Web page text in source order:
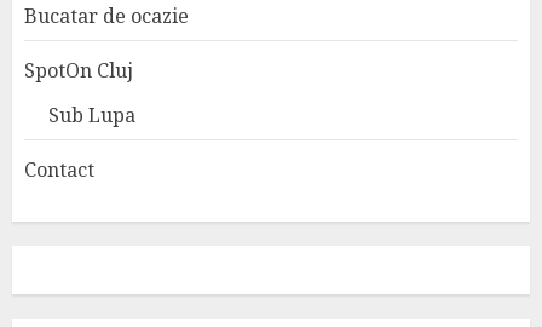
Bucatar de ocazie
SpotOn Cluj
Sub Lupa
Contact